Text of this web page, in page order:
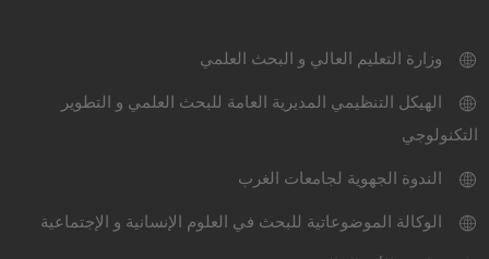
وزارة التعليم العالي و البحث العلمي
الهيكل التنظيمي المديرية العامة للبحث العلمي و التطوير
التكنولوجي
الندوة الجهوية لجامعات الغرب
الوكالة الموضوعاتية للبحث في العلوم الإنسانية و الإجتماعية